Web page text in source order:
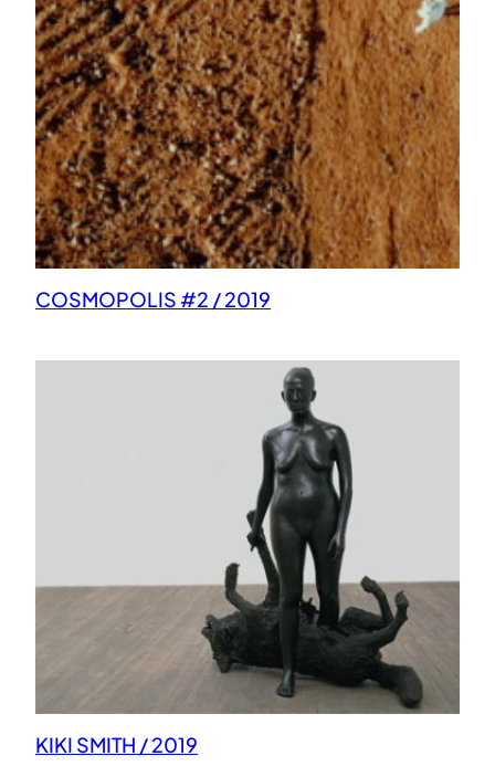
COSMOPOLIS #2 / 2019
KIKI SMITH / 2019